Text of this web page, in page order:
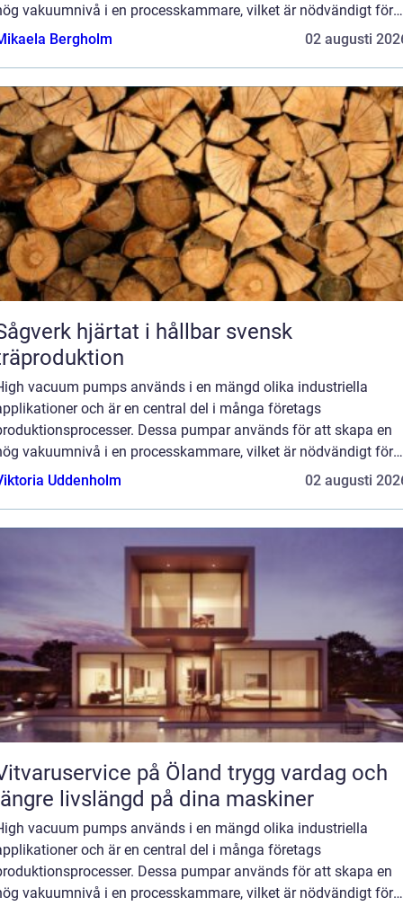
vakuumnivå i en processkammare, vilket är nödvändigt för
producera högkva...
Bergholm 02 augusti
hjärtat i hållbar svensk
vacuum pumps används i en mängd olika industriella
och är en central del i många företags
Dessa pumpar används för att skapa en
vakuumnivå i en processkammare, vilket är nödvändigt för
producera högkva...
Uddenholm 02 augusti
på Öland trygg vardag och
livslängd på dina maskiner
vacuum pumps används i en mängd olika industriella
och är en central del i många företags
Dessa pumpar används för att skapa en
vakuumnivå i en processkammare, vilket är nödvändigt för